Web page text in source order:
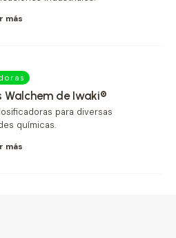
más
Walchem de Iwaki®
para diversas
químicas.
más